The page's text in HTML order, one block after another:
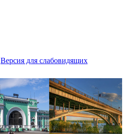
Версия для слабовидящих